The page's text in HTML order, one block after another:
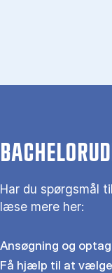
Har du spørgsmål
læse mere her:
Ansøgning og
Få hjælp til at